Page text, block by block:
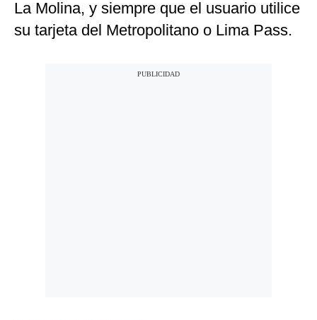
La Molina, y siempre que el usuario utilice
su tarjeta del Metropolitano o Lima Pass.